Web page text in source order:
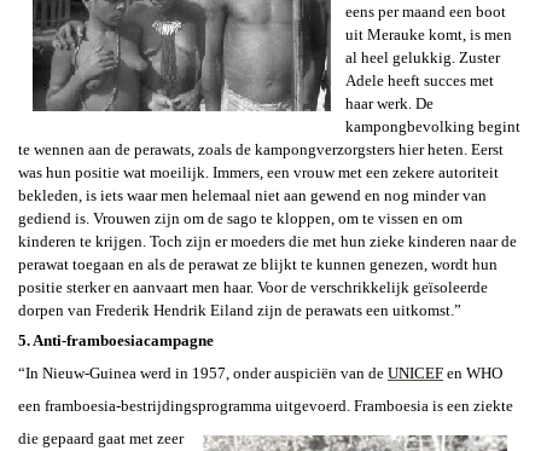
eens per maand een boot
uit Merauke komt, is men
al heel gelukkig. Zuster
Adele heeft succes met
haar werk. De
kampongbevolking begint
te wennen aan de perawats, zoals de kampongverzorgsters hier heten. Eerst
was hun positie wat moeilijk. Immers, een vrouw met een zekere autoriteit
bekleden, is iets waar men helemaal niet aan gewend en nog minder van
gediend is. Vrouwen zijn om de sago te kloppen, om te vissen en om
kinderen te krijgen. Toch zijn er moeders die met hun zieke kinderen naar de
perawat toegaan en als de perawat ze blijkt te kunnen genezen, wordt hun
positie sterker en aanvaart men haar. Voor de verschrikkelijk geïsoleerde
dorpen van Frederik Hendrik Eiland zijn de perawats een uitkomst.”
5. Anti-framboesiacampagne
“In Nieuw-Guinea werd in 1957, onder auspiciën van de UNICEF en WHO
een framboesia-bestrijdingsprogramma uitgevoerd. Framboesia is een ziekte
die gepaard gaat met zeer